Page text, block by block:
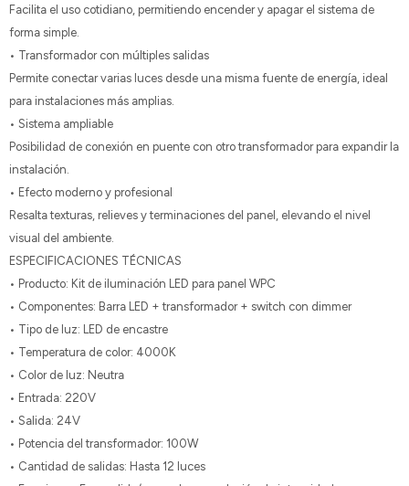
Facilita el uso cotidiano, permitiendo encender y apagar el sistema de
forma simple.
• Transformador con múltiples salidas
Permite conectar varias luces desde una misma fuente de energía, ideal
para instalaciones más amplias.
• Sistema ampliable
Posibilidad de conexión en puente con otro transformador para expandir la
instalación.
• Efecto moderno y profesional
Resalta texturas, relieves y terminaciones del panel, elevando el nivel
visual del ambiente.
ESPECIFICACIONES TÉCNICAS
• Producto: Kit de iluminación LED para panel WPC
• Componentes: Barra LED + transformador + switch con dimmer
• Tipo de luz: LED de encastre
• Temperatura de color: 4000K
• Color de luz: Neutra
• Entrada: 220V
• Salida: 24V
• Potencia del transformador: 100W
• Cantidad de salidas: Hasta 12 luces